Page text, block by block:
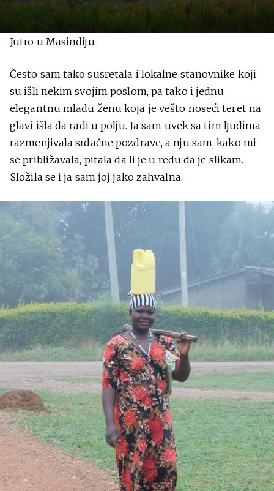
Jutro u Masindiju
Često sam tako susretala i lokalne stanovnike koji
su išli nekim svojim poslom, pa tako i jednu
elegantnu mladu ženu koja je vešto noseći teret na
glavi išla da radi u polju. Ja sam uvek sa tim ljudima
razmenjivala srdačne pozdrave, a nju sam, kako mi
se približavala, pitala da li je u redu da je slikam.
Složila se i ja sam joj jako zahvalna.